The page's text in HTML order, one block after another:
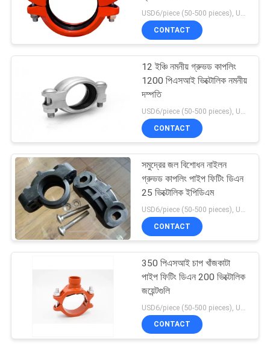
PRIVACY
POLICY
} 100% { transform:
rotate(360deg); } } var
_skz_pid =
USD6/piece (50-500 pieces), USD4/piece (>500 pieces) MOQ:50 টুকরা
CONTACT
12 ইঞ্চি নমনীয় গ্রুভড কাপলিং
1200 পিএসআই ভিক্টোলিক নমনীয়
দম্পতি
CONTACT
সমুদ্রের জল বিশোধন নাইলন
গ্রুভড কাপলিং পাইপ ফিটিং ডিএন
25 ভিক্টোলিক ইপিডিএম
CONTACT
350 পিএসআই চাপ খাঁজকাটা
পাইপ ফিটিং ডিএন 200 ভিক্টোলিক
জয়েন্টগুলি
CONTACT